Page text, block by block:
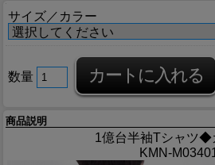
サイズ／カラー
数量
商品説明
1億台半袖Tシャツ◆
KMN-